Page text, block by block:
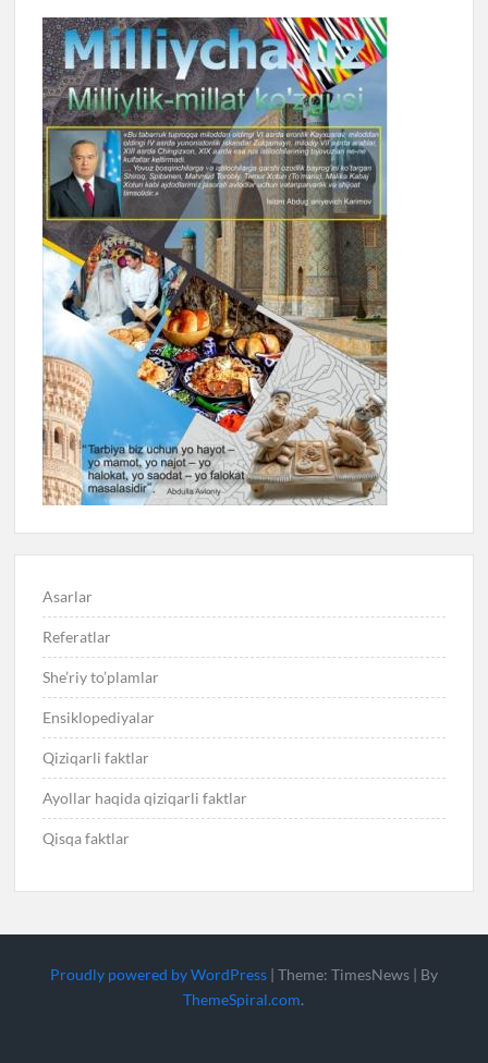
Asarlar
Referatlar
She’riy to’plamlar
Ensiklopediyalar
Qiziqarli faktlar
Ayollar haqida qiziqarli faktlar
Qisqa faktlar
Proudly powered by WordPress | Theme: TimesNews | By
ThemeSpiral.com.